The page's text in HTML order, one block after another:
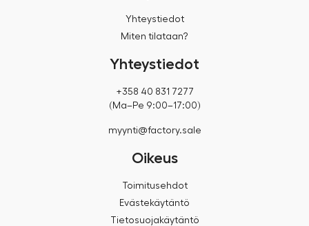
Yhteystiedot
Miten tilataan?
Yhteystiedot
+358 40 831 7277
(Ma–Pe 9:00–17:00)
myynti@factory.sale
Oikeus
Toimitusehdot
Evästekäytäntö
Tietosuojakäytäntö